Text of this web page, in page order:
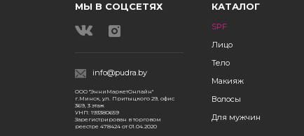
МЫ В СОЦСЕТЯХ
info@pudra.by
ООО "ЭнниМаркетОнлайн"
г.Минск, ул. Притыцкого 29, офис
369, 3 этаж
УНП: 193380659
Зарегистрирован в торговом
реестре 478424 от 01.04.2020
КАТАЛОГ
SPF
Лицо
Тело
Макияж
Волосы
Для мужчин